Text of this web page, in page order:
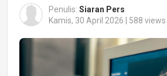
Penulis: Siaran Pers
Kamis, 30 April 2026 | 588 views